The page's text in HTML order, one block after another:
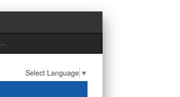
Select Language ▼